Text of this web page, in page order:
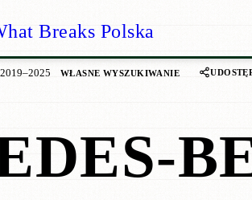
Breaks Polska
WŁASNE WYSZUKIWANIE